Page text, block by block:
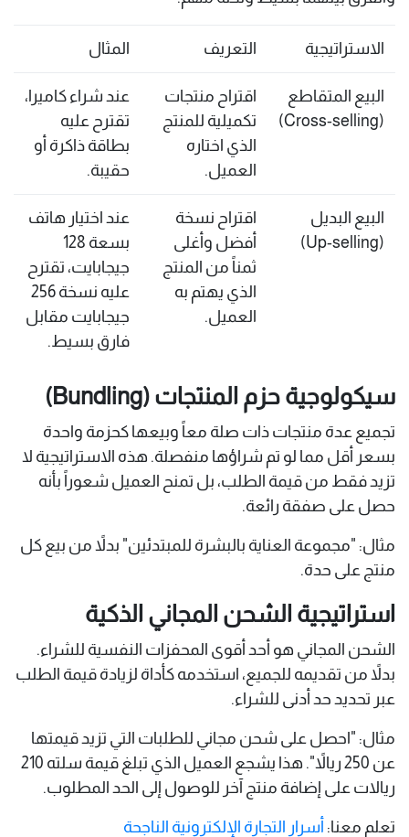
الاستراتيجية التعريف المثال
البيع المتقاطع
(Cross-selling)
اقتراح منتجات
تكميلية للمنتج
الذي اختاره
العميل.
عند شراء كاميرا،
تقترح عليه
بطاقة ذاكرة أو
حقيبة.
البيع البديل
(Up-selling)
اقتراح نسخة
أفضل وأغلى
ثمناً من المنتج
الذي يهتم به
العميل.
عند اختيار هاتف
بسعة 128
جيجابايت، تقترح
عليه نسخة 256
جيجابايت مقابل
فارق بسيط.
سيكولوجية حزم المنتجات (Bundling)
تجميع عدة منتجات ذات صلة معاً وبيعها كحزمة واحدة
بسعر أقل مما لو تم شراؤها منفصلة. هذه الاستراتيجية لا
تزيد فقط من قيمة الطلب، بل تمنح العميل شعوراً بأنه
حصل على صفقة رائعة.
مثال: "مجموعة العناية بالبشرة للمبتدئين" بدلاً من بيع كل
منتج على حدة.
استراتيجية الشحن المجاني الذكية
الشحن المجاني هو أحد أقوى المحفزات النفسية للشراء.
بدلاً من تقديمه للجميع، استخدمه كأداة لزيادة قيمة الطلب
عبر تحديد حد أدنى للشراء.
مثال: "احصل على شحن مجاني للطلبات التي تزيد قيمتها
عن 250 ريالاً". هذا يشجع العميل الذي تبلغ قيمة سلته 210
ريالات على إضافة منتج آخر للوصول إلى الحد المطلوب.
تعلم معنا: أسرار التجارة الإلكترونية الناجحة